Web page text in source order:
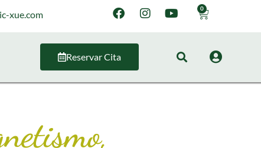
xue.com
0
Reservar Cita